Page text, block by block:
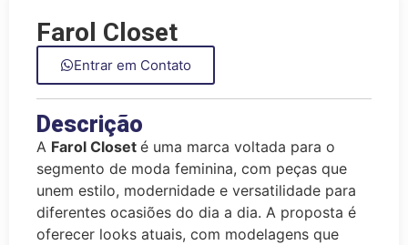
Farol Closet
Entrar em Contato
Descrição
A Farol Closet é uma marca voltada para o
segmento de moda feminina, com peças que
unem estilo, modernidade e versatilidade para
diferentes ocasiões do dia a dia. A proposta é
oferecer looks atuais, com modelagens que